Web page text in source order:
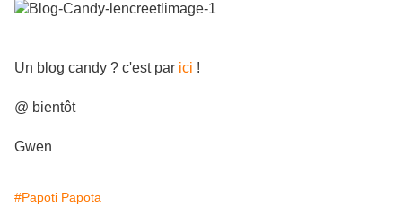
Un blog candy ? c'est par ici !
@ bientôt
Gwen
#Papoti Papota